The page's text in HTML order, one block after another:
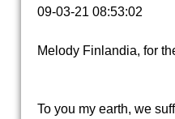
09-03-21 08:53:02
Melody Finlandia, for
To you my earth, we